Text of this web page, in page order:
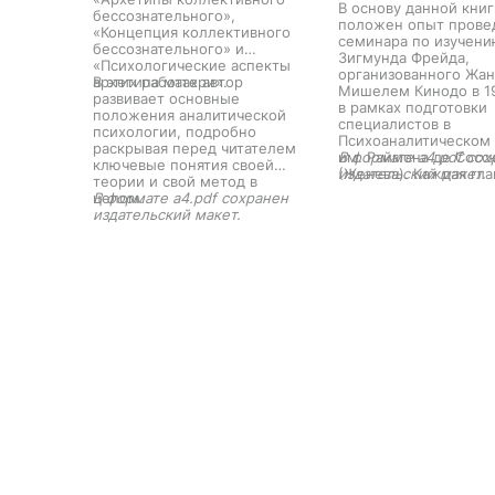
бессознательного»,
«Концепция коллективного
бессознательного» и
«Психологические аспекты
архетипа матери».
В этих работах автор
развивает основные
положения аналитической
психологии, подробно
раскрывая перед читателем
ключевые понятия своей
теории и свой метод в
целом.
В формате a4.pdf сохранен
издательский макет.
В основу данной
положен опыт
семинара по
Зигмунда Фрейда,
организованного
Мишелем Кинодо в
в рамках подготовки
специалистов в
Психоаналитическом
им. Раймона де
(Женева). Каждая
В формате a4.pdf
издательский макет.